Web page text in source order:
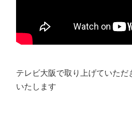
テレビ大阪で取り上げていただ
いたします